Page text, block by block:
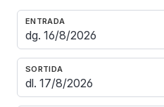
ENTRADA
SORTIDA